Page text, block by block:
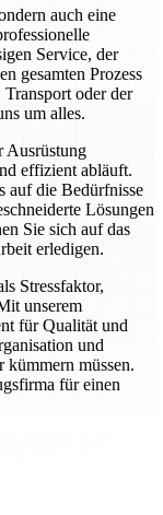
auch eine
Service, der
gesamten Prozess
oder der
um alles.
Ausrüstung
effizient abläuft.
auf die Bedürfnisse
Lösungen
Sie sich auf das
erledigen.
Stressfaktor,
unserem
für Qualität und
und
müssen.
für einen